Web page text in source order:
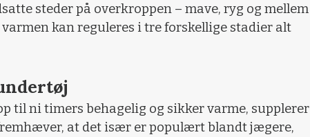
steder på overkroppen – mave, ryg og mellem
kan reguleres i tre forskellige stadier alt
til ni timers behagelig og sikker varme, supplerer
at det især er populært blandt jægere,